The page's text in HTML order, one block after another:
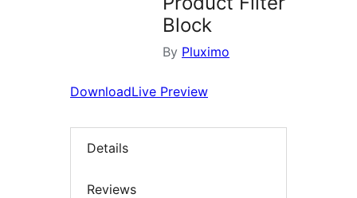
Block
By Pluximo
DownloadLive Preview
Details
Reviews